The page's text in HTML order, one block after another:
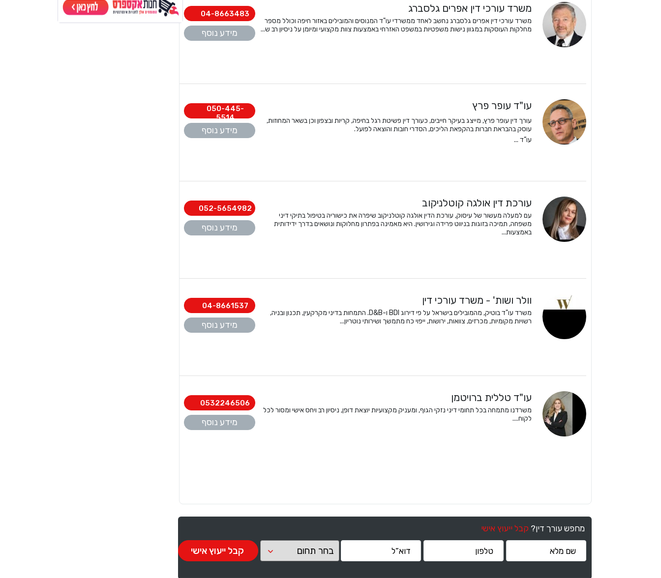
משרד עורכי דין אפרים גלסברג
משרד עורכי דין אפרים גלסברג נחשב לאחד ממשרדי עו"ד המנוסים והמובילים באזור חיפה וכולל מספר
מחלקות העוסקות במגוון נישות משפטיות במשפט האזרחי באמצעות צוות מקצועי ומיומן על ניסיון רב ש...
04-8663483
מידע נוסף
עו"ד עופר פרץ
עורך דין עופר פרץ, מייצג בעיקר חייבים, כעורך דין פשיטת רגל בחיפה, קריות ובצפון וכן בשאר המחוזות,
עוסק בהבראת חברות בהקפאת הליכים, הסדרי חובות והוצאה לפועל.
עו”ד ...
050-445-
5514
מידע נוסף
עורכת דין אולגה קוטלניקוב
עם למעלה מעשור של עיסוק, עורכת הדין אולגה קוטלניקוב שיפרה את כישוריה בטיפול בתיקי דיני
משפחה, תמיכה בזוגות בניווט פרידה וגירושין. היא מאמינה בפתרון מחלוקות ונושאים בדרך ידידותית
באמצעות...
052-5654982
מידע נוסף
וולר ושות' - משרד עורכי דין
משרד עו"ד בוטיק, מהמובילים בישראל על פי דירוג BDI ו-D&B. התמחות בדיני מקרקעין, תכנון ובניה,
רשויות מקומיות, מכרזים, צוואות, ירושות, ייפוי כח מתמשך ושירותי נוטריון...
04-8661537
מידע נוסף
עו"ד טללית ברויטמן
משרדנו מתמחה בכל תחומי דיני נזקי הגוף, ומעניק מקצועיות יוצאת דופן, ניסיון רב ויחס אישי ומסור לכל
לקוח....
0532246506
מידע נוסף
מחפש עורך דין? קבל ייעוץ אישי